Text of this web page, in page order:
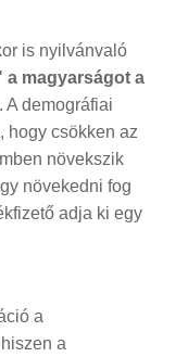
is nyilvánvaló
magyarságot a
. A demográfiai
hogy csökken az
növekszik
növekedni fog
adja ki egy
a
a